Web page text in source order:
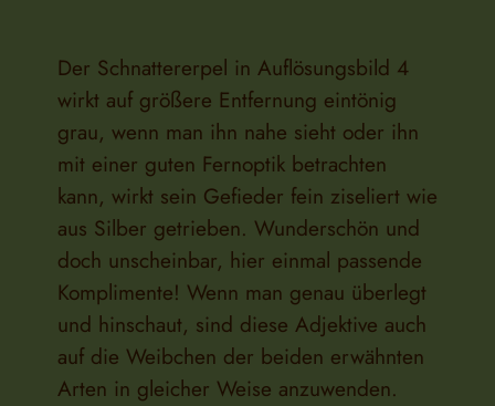
Der Schnattererpel in Auflösungsbild 4
wirkt auf größere Entfernung eintönig
grau, wenn man ihn nahe sieht oder ihn
mit einer guten Fernoptik betrachten
kann, wirkt sein Gefieder fein ziseliert wie
aus Silber getrieben. Wunderschön und
doch unscheinbar, hier einmal passende
Komplimente! Wenn man genau überlegt
und hinschaut, sind diese Adjektive auch
auf die Weibchen der beiden erwähnten
Arten in gleicher Weise anzuwenden.